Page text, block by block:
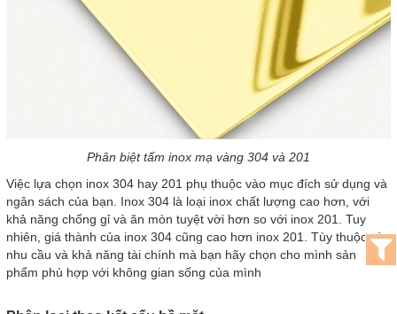
Phân biệt tấm inox mạ vàng 304 và 201
Việc lựa chọn inox 304 hay 201 phụ thuộc vào mục đích sử dụng và
ngân sách của bạn. Inox 304 là loại inox chất lượng cao hơn, với
khả năng chống gỉ và ăn mòn tuyệt vời hơn so với inox 201. Tuy
nhiên, giá thành của inox 304 cũng cao hơn inox 201. Tùy thuộc vào
nhu cầu và khả năng tài chính mà bạn hãy chọn cho mình sản
phẩm phù hợp với không gian sống của mình